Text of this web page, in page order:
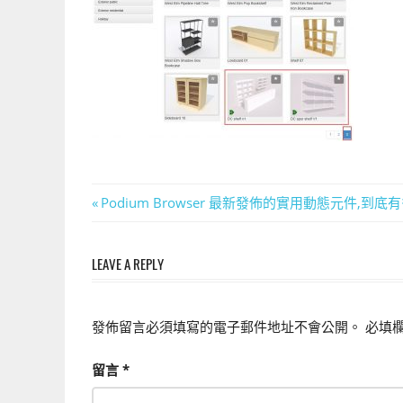
文
導
覽
Previous
Podium Browser 最新發佈的實用動態元件,到底有
LEAVE A REPLY
發佈留言必須填寫的電子郵件地址不會公開。 必填
留言 *